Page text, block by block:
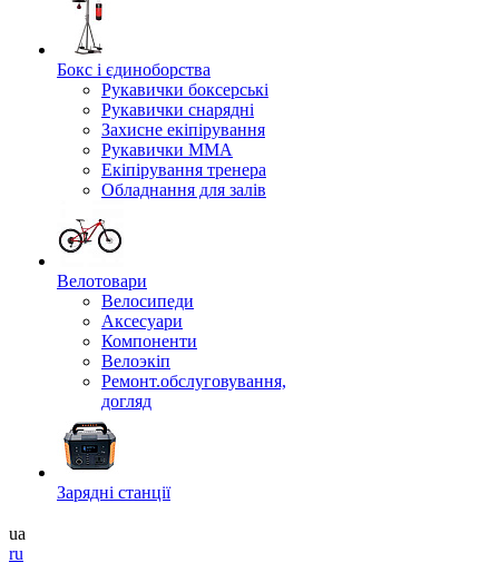
Бокс і єдиноборства
Рукавички боксерські
Рукавички снарядні
Захисне екіпірування
Рукавички ММА
Екіпірування тренера
Обладнання для залів
Велотовари
Велосипеди
Аксесуари
Компоненти
Велоэкіп
Ремонт.обслуговування,
догляд
Зарядні станції
ua
ru